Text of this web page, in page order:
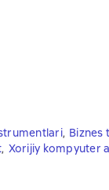
, Biznes
, Xorijiy kompyuter